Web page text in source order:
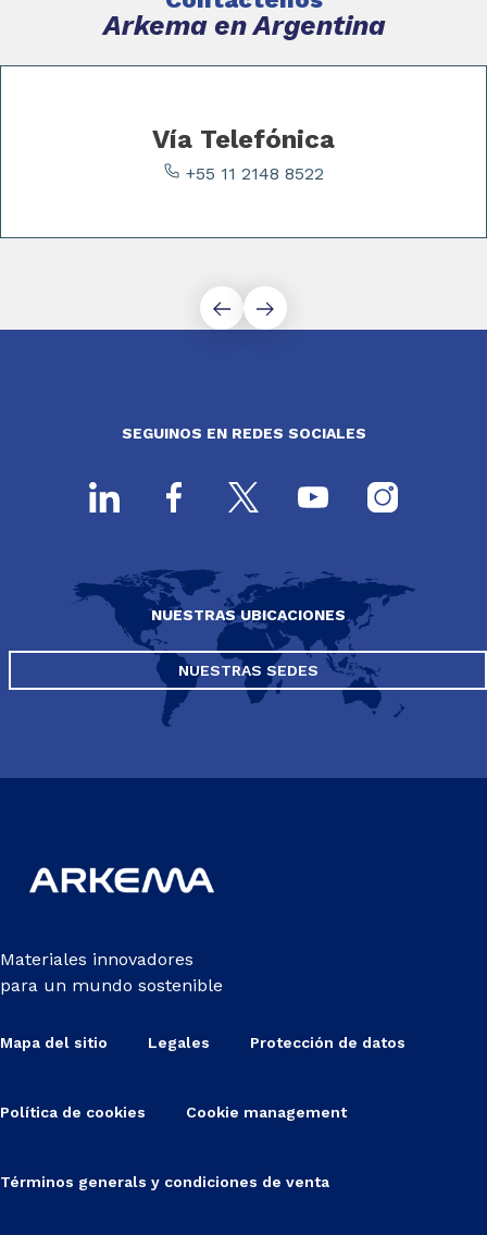
Arkema en Argentina
Vía Telefónica
+55 11 2148 8522
SEGUINOS EN REDES SOCIALES
NUESTRAS UBICACIONES
NUESTRAS SEDES
Materiales innovadores
para un mundo sostenible
Mapa del sitio Legales Protección de datos
Política de cookies Cookie management
Términos generals y condiciones de venta